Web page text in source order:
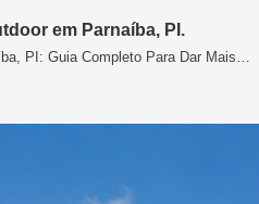
em Parnaíba, PI.
PI: Guia Completo Para Dar Mais…